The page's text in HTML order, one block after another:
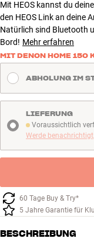
Store Finden
Kundendienst
Anmelden
Kundendienst
Bauen mit Klang
Mit HEOS kannst du
den HEOS Link an deine
Natürlich sind Bluetooth
Bord! Mehr erfahren
MIT DENON HOME 150
Kaufe dieses Produkt
spare 100 €. So bringst
weiteren Raum – zum
Schlafzimmer.
Mehr erfahren
ABHOLUNG IM
Voraussichtlich verfügbar ab
Voraussichtlich
Werde
LIEFERUNG
60 Tage Buy & Try*
5 Jahre Garantie für
BESCHREIBUNG